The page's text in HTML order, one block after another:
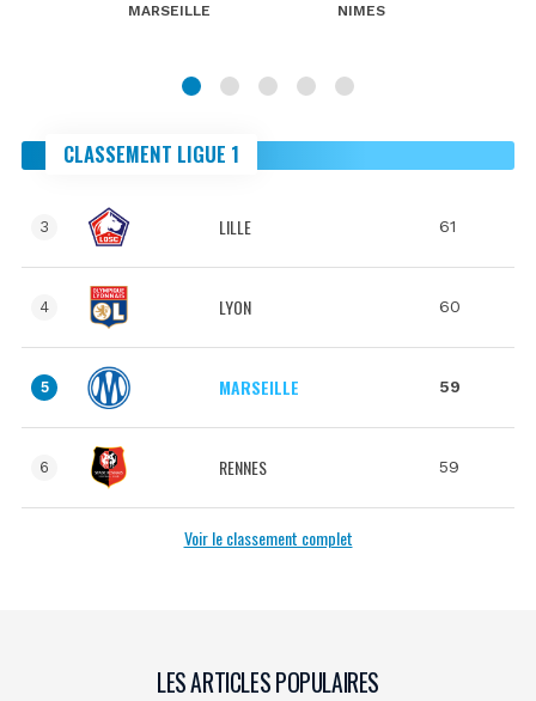
MARSEILLE NIMES
CLASSEMENT LIGUE 1
3 LILLE 61
4 LYON 60
5 MARSEILLE 59
6 RENNES 59
Voir le classement complet
LES ARTICLES POPULAIRES